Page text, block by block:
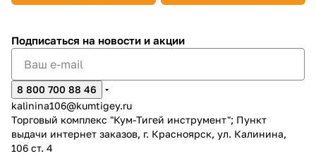
Подписаться на новости и акции
8 800 700 88 46
kalinina106@kumtigey.ru
Торговый комплекс "Кум-Тигей инструмент"; Пункт
выдачи интернет заказов, г. Красноярск, ул. Калинина,
106 ст. 4